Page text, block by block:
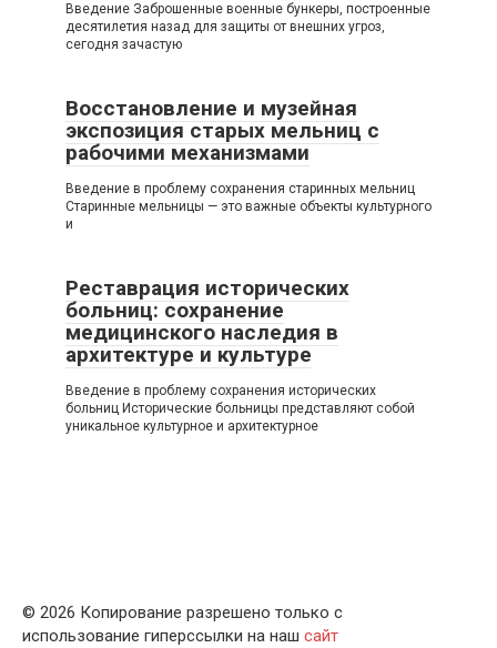
Введение Заброшенные военные бункеры, построенные
десятилетия назад для защиты от внешних угроз,
сегодня зачастую
Восстановление и музейная
экспозиция старых мельниц с
рабочими механизмами
Введение в проблему сохранения старинных мельниц
Старинные мельницы — это важные объекты культурного
и
Реставрация исторических
больниц: сохранение
медицинского наследия в
архитектуре и культуре
Введение в проблему сохранения исторических
больниц Исторические больницы представляют собой
уникальное культурное и архитектурное
© 2026 Копирование разрешено только с
использование гиперссылки на наш сайт